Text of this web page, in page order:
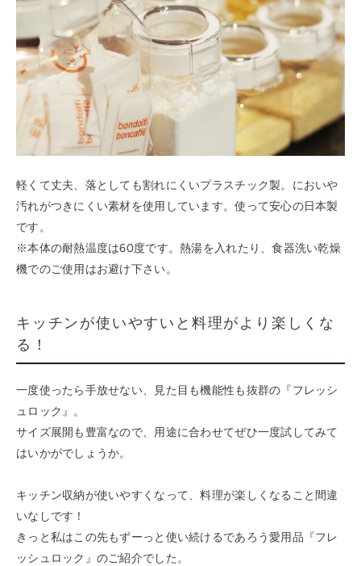
軽くて丈夫、落としても割れにくいプラスチック製。においや
汚れがつきにくい素材を使用しています。使って安心の日本製
です。
※本体の耐熱温度は60度です。熱湯を入れたり、食器洗い乾燥
機でのご使用はお避け下さい。
キッチンが使いやすいと料理がより楽しくな
る！
一度使ったら手放せない、見た目も機能性も抜群の『フレッシ
ュロック』。
サイズ展開も豊富なので、用途に合わせてぜひ一度試してみて
はいかがでしょうか。
キッチン収納が使いやすくなって、料理が楽しくなること間違
いなしです！
きっと私はこの先もずーっと使い続けるであろう愛用品『フレ
ッシュロック』のご紹介でした。